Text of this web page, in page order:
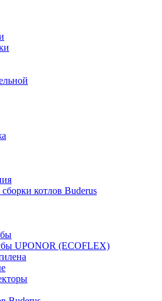
котлов Buderus
UPONOR (ECOFLEX)